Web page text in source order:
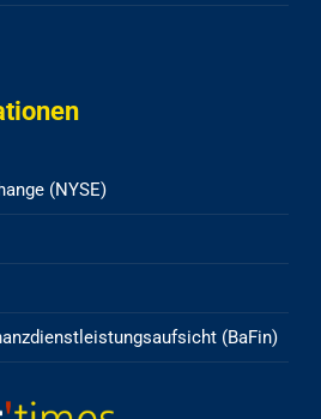
(NYSE)
(BaFin)